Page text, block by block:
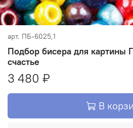
арт. ПБ-6025,1
Подбор бисера для картины
счастье
3 480 ₽
В